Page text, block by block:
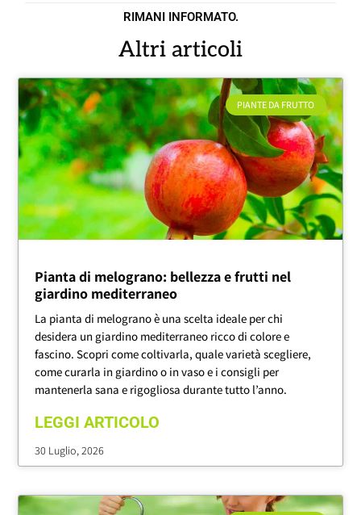
RIMANI INFORMATO.
Altri articoli
PIANTE DA FRUTTO
Pianta di melograno: bellezza e frutti nel
giardino mediterraneo
La pianta di melograno è una scelta ideale per chi
desidera un giardino mediterraneo ricco di colore e
fascino. Scopri come coltivarla, quale varietà scegliere,
come curarla in giardino o in vaso e i consigli per
mantenerla sana e rigogliosa durante tutto l’anno.
LEGGI ARTICOLO
30 Luglio, 2026